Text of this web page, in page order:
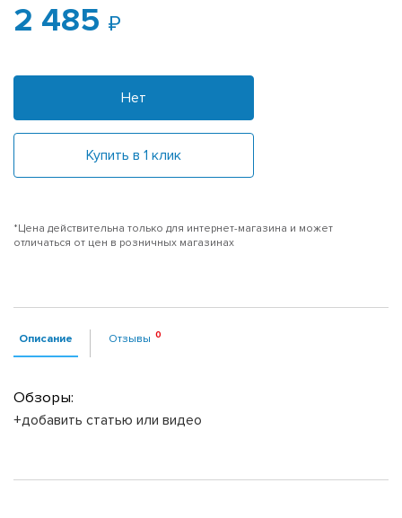
2 485
Нет
Купить в 1 клик
*Цена действительна только для интернет-магазина и может
отличаться от цен в розничных магазинах
Описание Отзывы
Обзоры:
+добавить статью или видео